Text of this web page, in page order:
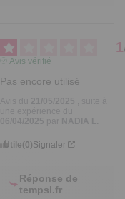
1
Avis vérifié
Pas encore utilisé
Utile(0)Signaler
Réponse de
tempsl.fr